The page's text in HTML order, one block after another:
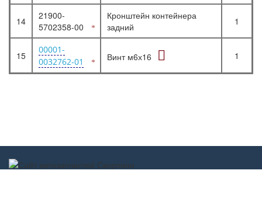
14
21900-
5702358-00
Кронштейн контейнера
задний
1
15
00001-
0032762-01
Винт м6х16 1